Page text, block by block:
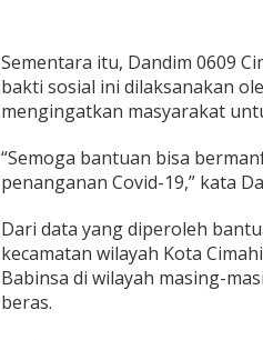
S
e
p
n
j
a
g
J
a
Sementara itu, Dandim 0609
bakti sosial ini dilaksanakan
mengingatkan masyarakat
“Semoga bantuan bisa
penanganan Covid-19,” kata
Dari data yang diperoleh
kecamatan wilayah Kota
Babinsa di wilayah masing-
beras.